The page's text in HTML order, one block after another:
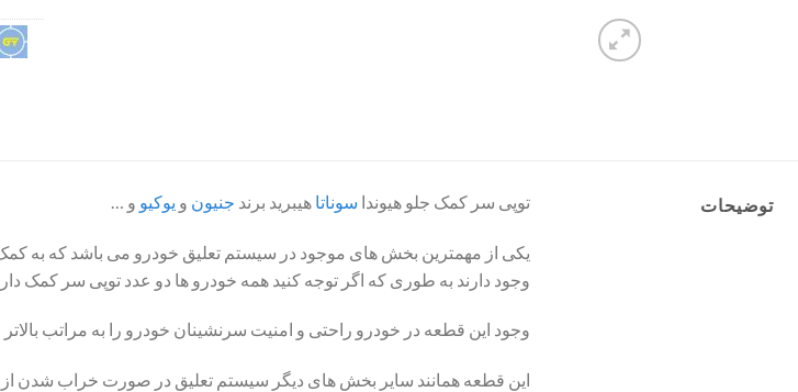
توضیحات توپی سر کمک جلو هیوندا سوناتا هیبرید برند جنیون و یوکیو و …
یکی از مهمترین بخش های موجود در سیستم تعلیق خودرو می باشد که به
وجود دارند به طوری که اگر توجه کنید همه خودرو ها دو عدد توپی سر کمک
وجود این قطعه در خودرو راحتی و امنیت سرنشینان خودرو را به مراتب
این قطعه همانند سایر بخش های دیگر سیستم تعلیق در صورت خراب شدن